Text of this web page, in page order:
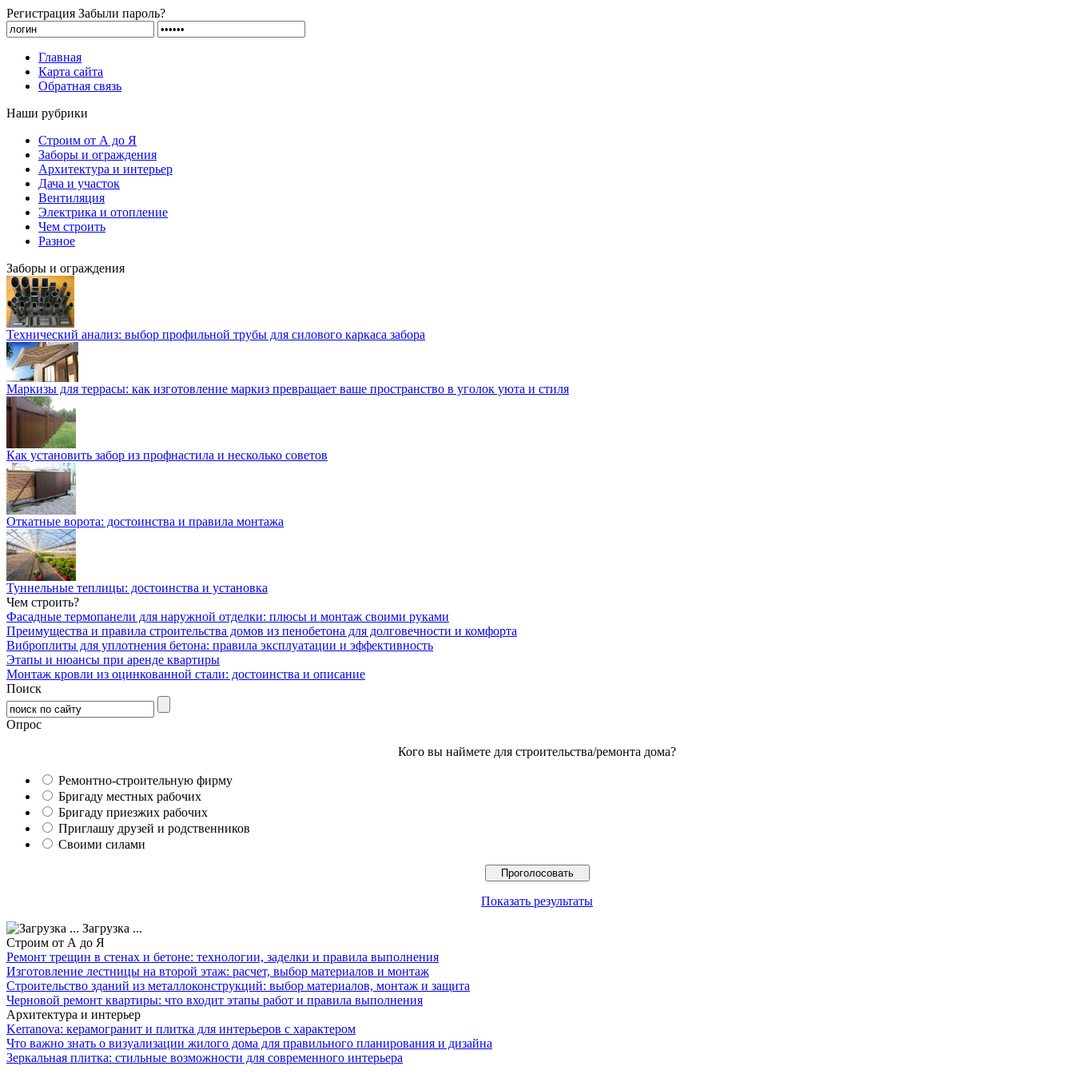
Регистрация Забыли пароль?
Главная
Карта сайта
Обратная связь
Наши рубрики
Строим от А до Я
Заборы и ограждения
Архитектура и интерьер
Дача и участок
Вентиляция
Электрика и отопление
Чем строить
Разное
Заборы и ограждения
Технический анализ: выбор профильной трубы для силового каркаса забора
Маркизы для террасы: как изготовление маркиз превращает ваше пространство в уголок уюта и стиля
Как установить забор из профнастила и несколько советов
Откатные ворота: достоинства и правила монтажа
Туннельные теплицы: достоинства и установка
Чем строить?
Фасадные термопанели для наружной отделки: плюсы и монтаж своими руками
Преимущества и правила строительства домов из пенобетона для долговечности и комфорта
Виброплиты для уплотнения бетона: правила эксплуатации и эффективность
Этапы и нюансы при аренде квартиры
Монтаж кровли из оцинкованной стали: достоинства и описание
Поиск
Опрос
Кого вы наймете для строительства/ремонта дома?
Ремонтно-строительную фирму
Бригаду местных рабочих
Бригаду приезжих рабочих
Приглашу друзей и родственников
Своими силами
Показать результаты
Загрузка ...
Строим от А до Я
Ремонт трещин в стенах и бетоне: технологии, заделки и правила выполнения
Изготовление лестницы на второй этаж: расчет, выбор материалов и монтаж
Строительство зданий из металлоконструкций: выбор материалов, монтаж и защита
Черновой ремонт квартиры: что входит этапы работ и правила выполнения
Архитектура и интерьер
Kerranova: керамогранит и плитка для интерьеров с характером
Что важно знать о визуализации жилого дома для правильного планирования и дизайна
Зеркальная плитка: стильные возможности для современного интерьера